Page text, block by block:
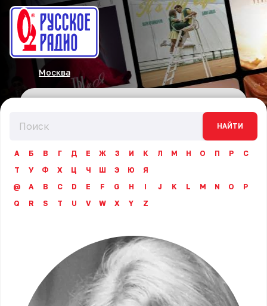
Москва
НАЙТИ
А Б В Г Д Е Ж З И К Л М Н О П Р
С
Т
У Ф Х Ц Ч Ш Э Ю
Я
@
A B C D E F G H I J K L M N O
P
Q
R S T U V W X Y Z